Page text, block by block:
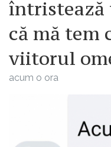
că mă tem
viitorul
acum o ora